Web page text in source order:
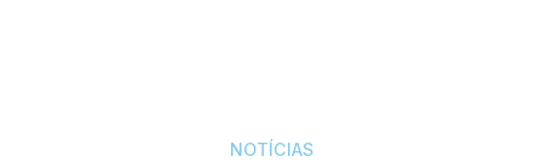
NOTÍCIAS